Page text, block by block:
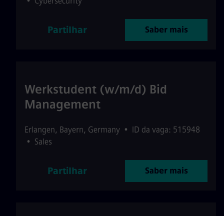
Partilhar Saber mais
Werkstudent (w/m/d) Bid
Management
Erlangen, Bayern, Germany • ID da vaga: 515948
• Sales
Partilhar Saber mais